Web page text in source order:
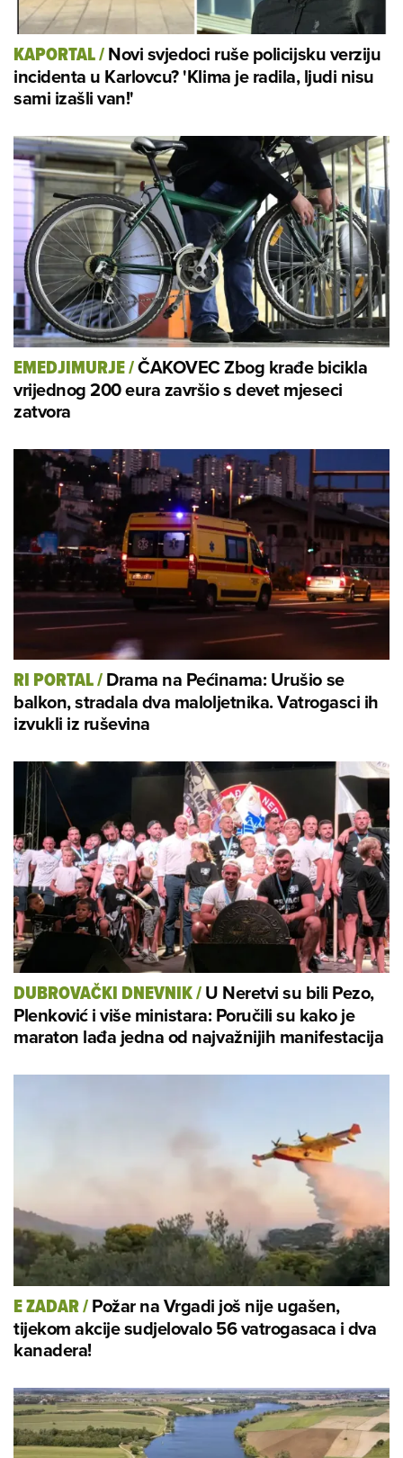
KAPORTAL/Novi svjedoci ruše policijsku verziju
incidenta u Karlovcu? 'Klima je radila, ljudi nisu
sami izašli van!'
EMEDJIMURJE/ČAKOVEC Zbog krađe bicikla
vrijednog 200 eura završio s devet mjeseci
zatvora
RI PORTAL/Drama na Pećinama: Urušio se
balkon, stradala dva maloljetnika. Vatrogasci ih
izvukli iz ruševina
DUBROVAČKI DNEVNIK/U Neretvi su bili Pezo,
Plenković i više ministara: Poručili su kako je
maraton lađa jedna od najvažnijih manifestacija
E ZADAR/Požar na Vrgadi još nije ugašen,
tijekom akcije sudjelovalo 56 vatrogasaca i dva
kanadera!